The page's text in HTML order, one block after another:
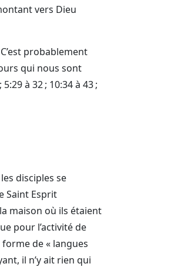
vers Dieu
probablement
qui nous sont
à 32 ; 10:34 à 43 ;
disciples se
Saint Esprit
maison où ils étaient
pour l’activité de
de « langues
il n’y ait rien qui